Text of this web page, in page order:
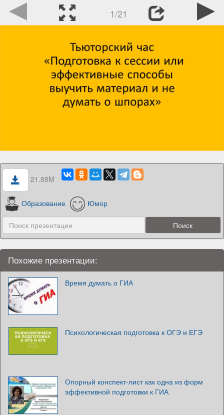
1/21
21.88M
Образование Юмор
Похожие презентации:
Время думать о ГИА
Психологическая подготовка к ОГЭ и ЕГЭ
Опорный конспект-лист как одна из форм
эффективной подготовки к ГИА